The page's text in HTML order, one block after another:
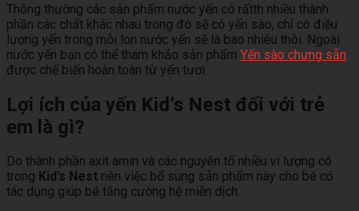
Thông thường các sản phẩm nước yến có rấtth nhiều thành
phần các chất khác nhau trong đó sẽ có yến sào, chỉ có điều
lượng yến trong mỗi lon nước yến sẽ là bao nhiêu thôi. Ngoài
nước yến bạn có thể tham khảo sản phẩm Yến sào chưng sẵn
được chế biến hoàn toàn từ yến tươi.
Lợi ích của yến Kid’s Nest đối với trẻ
em là gì?
Do thành phần axit amin và các nguyên tố nhiều vi lượng có
trong Kid’s Nest nên việc bổ sung sản phẩm này cho bé có
tác dụng giúp bé tăng cường hệ miễn dịch.